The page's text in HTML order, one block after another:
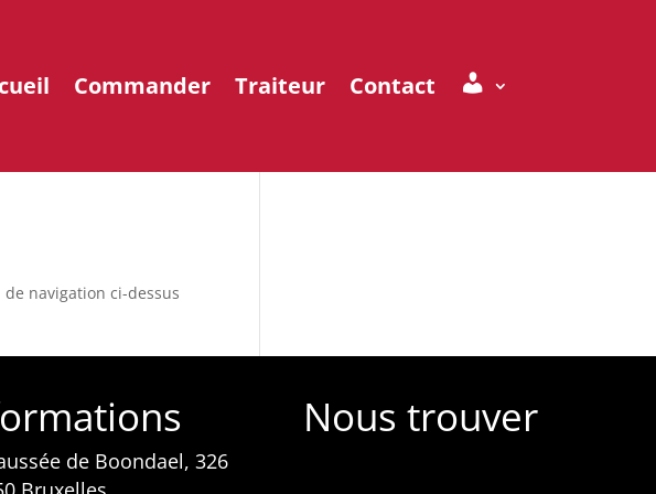
Commander Traiteur Contact Mon compte
navigation ci-dessus
de Boondael, 326
Nous trouver